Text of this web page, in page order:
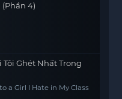
4)
Ghét Nhất Trong
a Girl I Hate in My Class